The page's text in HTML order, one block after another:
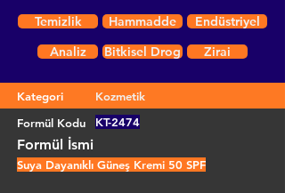
Temizlik
Hammadde
Endüstriyel
Analiz
Bitkisel Drog Zirai
Kategori
Kozmetik
Formül Kodu
KT-2474
Formül İsmi
Suya Dayanıklı Güneş Kremi 50 SPF